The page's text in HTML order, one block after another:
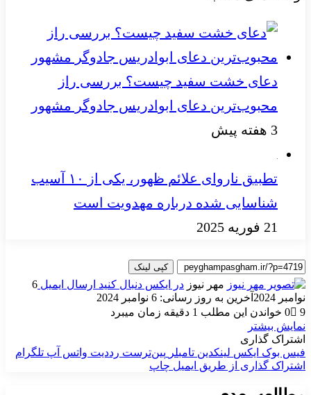
دعای خشت سفید چیست؟ بررسی راز
محبوب‌ترین دعای ابوادریس جادوگر مشهور
3 هفته پیش
تطبیق ناروای علائم ظهور، یکی از ۱۰ آسیب
شناسایی شده درباره مهدویت است
21 فوریه 2025
کپی لینک
مهر نیوز در ایکس دنبال کنید ارسال ایمیل 6
نوامبر 2024
آخرین به روز رسانی: 6 نوامبر 2024
0
9
خواندن این مطلب 1 دقیقه زمان میبرد
نمایش بیشتر
اشتراک گذاری
فیس بوک ایکس لینکدین ‫تامبلر ‫پین‌ترست ‫رددیت واتس آپ تلگرام
اشتراک گذاری از طریق ایمیل چاپ